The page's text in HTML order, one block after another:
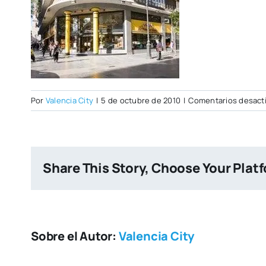
Por Valencia City | 5 de octubre de 2010 | Comentarios
Share This Story, Choose Your
Sobre el Autor: Valencia City